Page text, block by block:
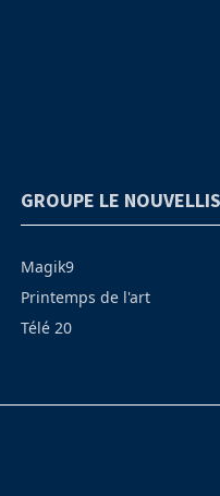
GROUPE LE
Magik9
Printemps de l'art
Télé 20